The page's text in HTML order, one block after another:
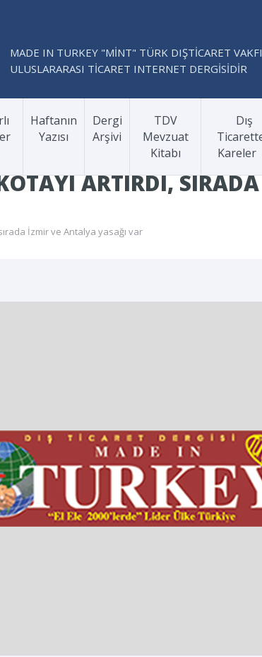
MADE IN TURKEY "MİNT" TÜRK DIŞTİCARET
ULUSLARARASI TİCARET INTERNET DERGİSİDİR
Haftanın
Yazısı
Dergi
Arşivi
TDV
Mevzuat
Kitabı
Dış
Kareler
ARTIRDI,
İzmir ve Antalya yasağı var